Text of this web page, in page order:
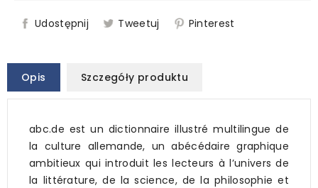
Udostępnij Tweetuj Pinterest
Opis Szczegóły produktu
abc.de est un dictionnaire illustré multilingue de
la culture allemande, un abécédaire graphique
ambitieux qui introduit les lecteurs à l’univers de
la littérature, de la science, de la philosophie et